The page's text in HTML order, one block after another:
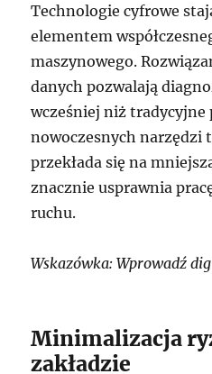
Technologie cyfrowe
elementem
maszynowego.
danych pozwalają
wcześniej niż tradycyjne
nowoczesnych narzędzi
przekłada się na
znacznie usprawnia
ruchu.
Wskazówka: Wprowadź
Minimalizacja
zakładzie